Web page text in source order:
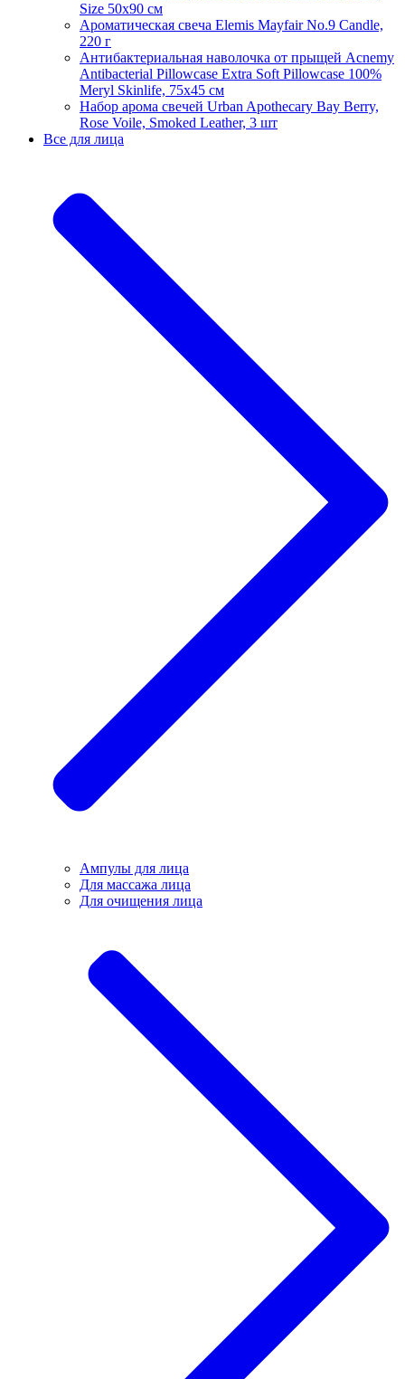
Size 50x90 см
Ароматическая свеча Elemis Mayfair No.9 Candle,
220 г
Антибактериальная наволочка от прыщей Acnemy
Antibacterial Pillowcase Extra Soft Pillowcase 100%
Meryl Skinlife, 75х45 см
Набор арома свечей Urban Apothecary Bay Berry,
Rose Voile, Smoked Leather, 3 шт
Все для лица
Ампулы для лица
Для массажа лица
Для очищения лица